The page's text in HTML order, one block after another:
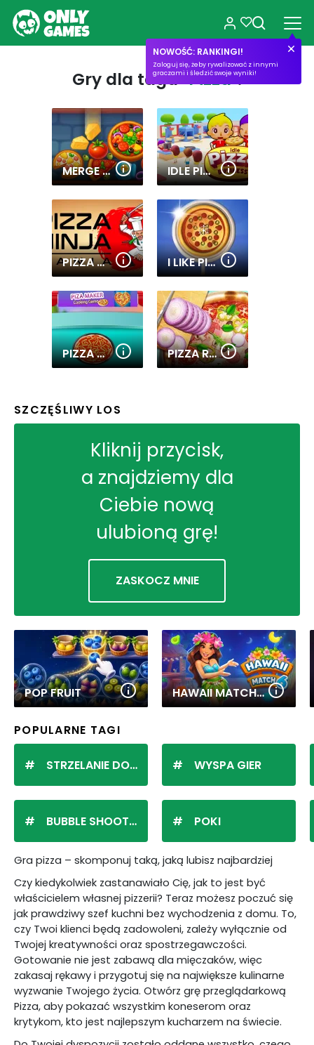
NOWOŚĆ: RANKINGI!
Zaloguj się, żeby rywalizować z innymi
graczami i śledzić swoje wyniki!
Gry dla tagu"Pizza":
MERGE MY PIZZA IDLE PIZZA BUSINESS
PIZZA NINJA MANIA I LIKE PIZZA
PIZZA MAKER COOKING GAMES PIZZA REALIFE COOKING
SZCZĘŚLIWY LOS
Kliknij przycisk,
a znajdziemy dla
Ciebie nową
ulubioną grę!
ZASKOCZ MNIE
POP FRUIT HAWAII MATCH 6
POPULARNE TAGI
STRZELANIE DO KULEK
BUBBLE SHOOTER
WYSPA GIER
POKI
Gra pizza – skomponuj taką, jaką lubisz najbardziej
Czy kiedykolwiek zastanawiało Cię, jak to jest być
właścicielem własnej pizzerii? Teraz możesz poczuć się
jak prawdziwy szef kuchni bez wychodzenia z domu. To,
czy Twoi klienci będą zadowoleni, zależy wyłącznie od
Twojej kreatywności oraz spostrzegawczości.
Gotowanie nie jest zabawą dla mięczaków, więc
zakasaj rękawy i przygotuj się na największe kulinarne
wyzwanie Twojego życia. Otwórz grę przeglądarkową
Pizza, aby pokazać wszystkim koneserom oraz
krytykom, kto jest najlepszym kucharzem na świecie.